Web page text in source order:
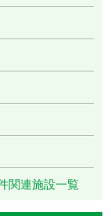
関連施設一覧